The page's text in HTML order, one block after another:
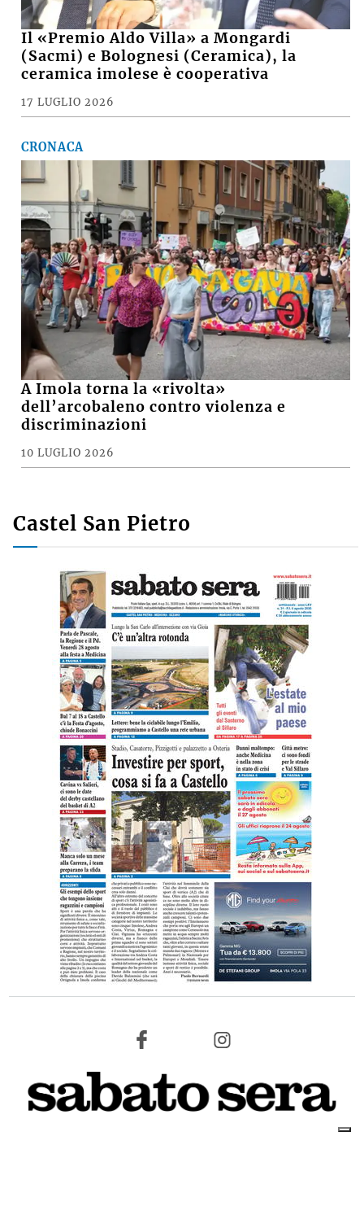
Il «Premio Aldo Villa» a Mongardi
(Sacmi) e Bolognesi (Ceramica), la
ceramica imolese è cooperativa
17 LUGLIO 2026
CRONACA
A Imola torna la «rivolta»
dell’arcobaleno contro violenza e
discriminazioni
10 LUGLIO 2026
Castel San Pietro